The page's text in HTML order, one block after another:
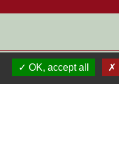
OK, accept all